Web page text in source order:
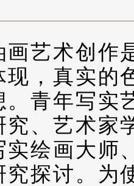
画艺术创作
现，真实的
。青年写实
究、艺术家
实绘画大师
究探讨。为